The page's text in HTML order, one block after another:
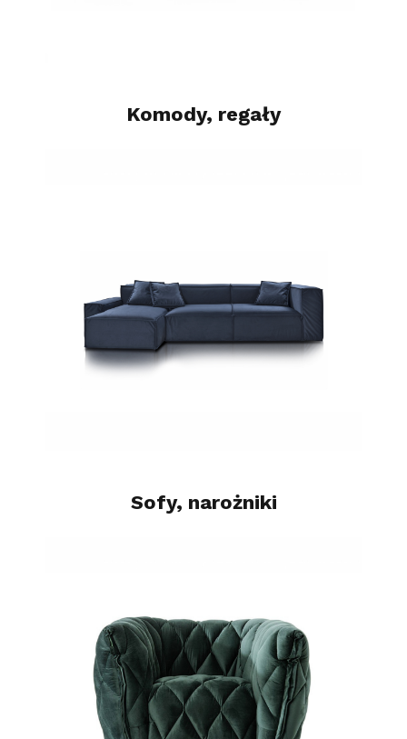
Komody, regały
Sofy, narożniki